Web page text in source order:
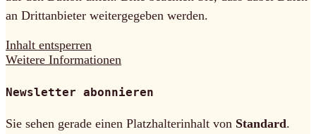
an Drittanbieter weitergegeben werden.
Inhalt entsperren
Weitere Informationen
Newsletter abonnieren
Sie sehen gerade einen Platzhalterinhalt von Standard.